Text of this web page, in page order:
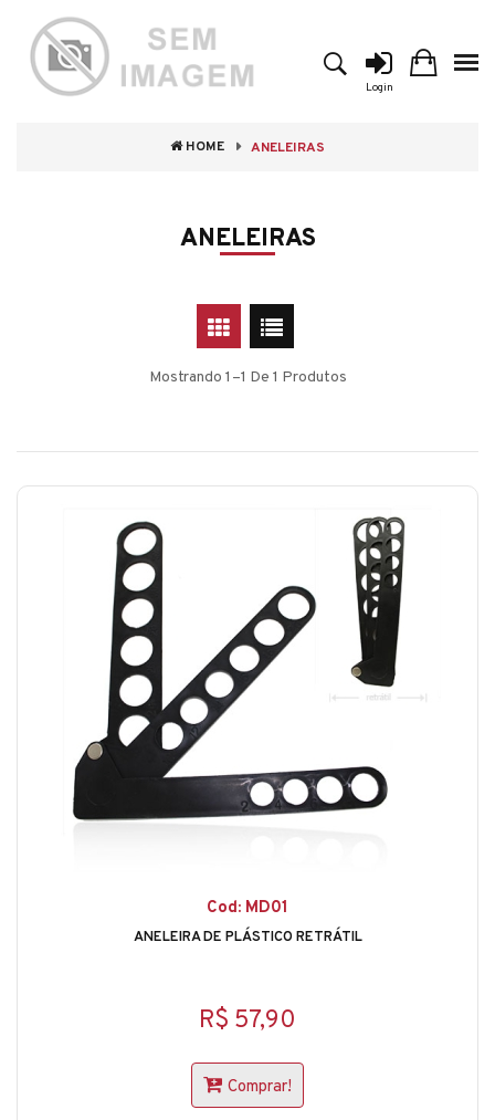
Login
HOME ANELEIRAS
ANELEIRAS
Mostrando 1–1 De 1 Produtos
Cod: MD01
ANELEIRA DE PLÁSTICO RETRÁTIL
R$ 57,90
Comprar!